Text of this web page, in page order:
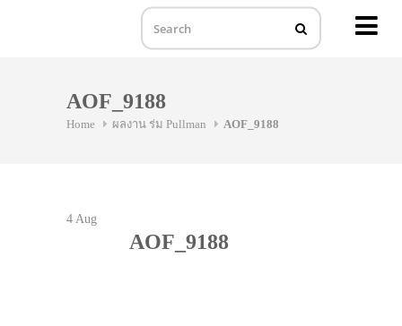
AOF_9188
Home ผลงาน ร่ม Pullman AOF_9188
4 Aug
AOF_9188